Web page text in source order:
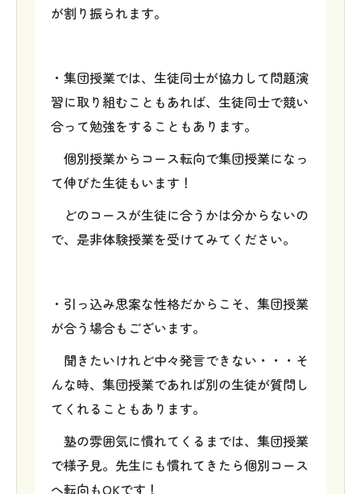
が割り振られます。
・集団授業では、生徒同士が協力して問題演
習に取り組むこともあれば、生徒同士で競い
合って勉強をすることもあります。
個別授業からコース転向で集団授業になっ
て伸びた生徒もいます！
どのコースが生徒に合うかは分からないの
で、是非体験授業を受けてみてください。
・引っ込み思案な性格だからこそ、集団授業
が合う場合もございます。
聞きたいけれど中々発言できない・・・そ
んな時、集団授業であれば別の生徒が質問し
てくれることもあります。
塾の雰囲気に慣れてくるまでは、集団授業
で様子見。先生にも慣れてきたら個別コース
へ転向もOKです！